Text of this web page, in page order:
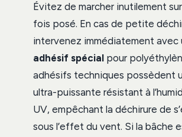
Évitez de marcher inutilement
fois posé. En cas de petite
intervenez immédiatement avec
adhésif spécial pour
adhésifs techniques possèdent
ultra-puissante résistant à
UV, empêchant la déchirure de
sous l’effet du vent. Si la bâche